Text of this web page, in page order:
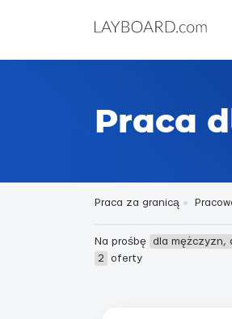
Praca
Praca za granicą
Na prośbę dla mężczyzn,
2
oferty